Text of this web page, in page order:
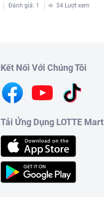
Đánh giá: 1 34 Lượt xem
Kết Nối Với Chúng Tôi
Tải Ứng Dụng LOTTE Mart